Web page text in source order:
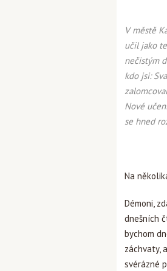
V městě
učil jako
nečistým
kdo jsi:
Nové
se hned
Na
Démoni,
dnešních
bychom
záchvaty,
svérázné